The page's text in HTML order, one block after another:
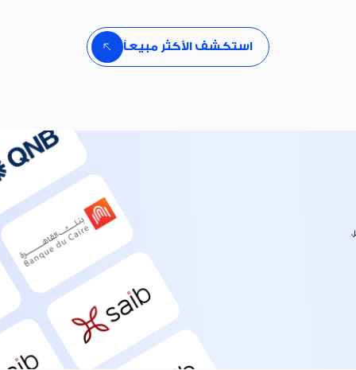
استكشف الأكثر مبيعاً